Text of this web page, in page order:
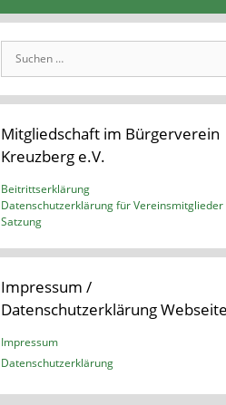
nach:
Mitgliedschaft im Bürgerverein
Kreuzberg e.V.
Beitrittserklärung
Datenschutzerklärung für Vereinsmitglieder
Satzung
Impressum /
Datenschutzerklärung Webseite
Impressum
Datenschutzerklärung